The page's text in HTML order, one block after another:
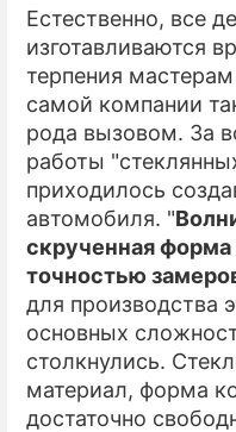
Естественно, все
изготавливаются
терпения
самой компании
рода вызовом. За
работы
приходилось
автомобиля. "
скрученная форма
точностью
для производства
основных
столкнулись.
материал, форма
достаточно